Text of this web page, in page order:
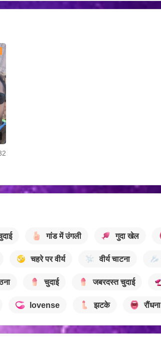
गांड में उंगली गुदा खेल
चहरे पर वीर्य वीर्य चाटना
चुदाई जबरदस्त चुदाई
lovense झटके रौंधना